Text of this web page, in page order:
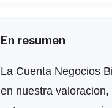
En resumen
La Cuenta Negocios
en nuestra